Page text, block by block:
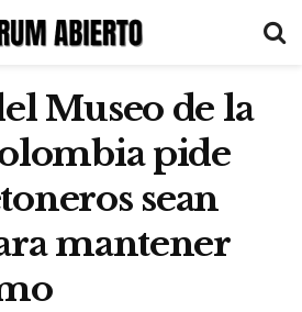
Museo de la
pide
sean
mantener